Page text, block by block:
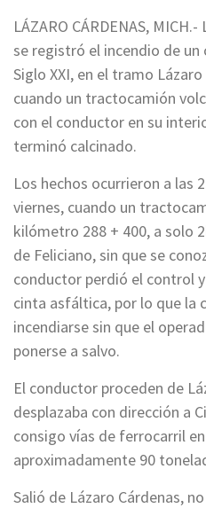
LÁZARO CÁRDENAS,
se registró el incendio de
Siglo XXI, en el tramo
cuando un tractocamión
con el conductor en su
terminó calcinado.
Los hechos ocurrieron a las
viernes, cuando un
kilómetro 288 + 400, a solo
de Feliciano, sin que se
conductor perdió el control
cinta asfáltica, por lo que la
incendiarse sin que el
ponerse a salvo.
El conductor proceden de
desplazaba con dirección a
consigo vías de ferrocarril
aproximadamente 90
Salió de Lázaro Cárdenas,